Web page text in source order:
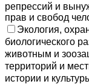
репрессий и
прав и свобод
Экология,
биологического
животным и
территорий и
истории и